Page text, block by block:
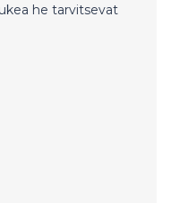
he tarvitsevat